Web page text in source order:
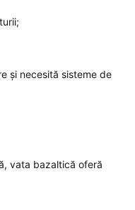
și necesită sisteme de
vata bazaltică oferă